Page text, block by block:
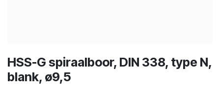
HSS-G spiraalboor, DIN 338, type N,
blank, ø9,5